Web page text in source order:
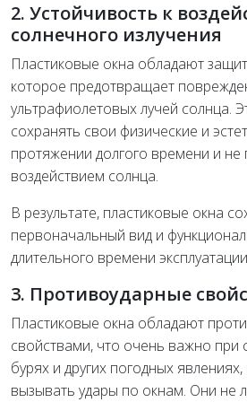
2. Устойчивость к
солнечного излучения
Пластиковые окна обладают
которое предотвращает
ультрафиолетовых лучей солнца.
сохранять свои физические и
протяжении долгого времени и не
воздействием солнца.
В результате, пластиковые окна
первоначальный вид и
длительного времени
3. Противоударные
Пластиковые окна обладают
свойствами, что очень важно при
бурях и других погодных
вызывать удары по окнам. Они не